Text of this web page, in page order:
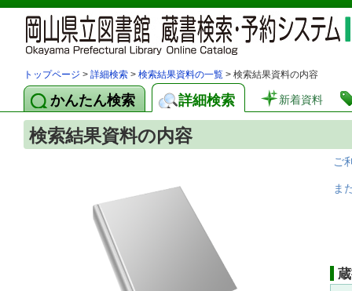
トップページ > 詳細検索 > 検索結果資料の一覧 > 検索結果資料の内容
かんたん検索 詳細検索 新着資料
検索結果資料の内容
ご
ま